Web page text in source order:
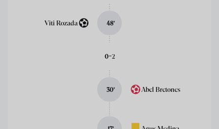
Viti Rozada 48’
0-2
Abel Bretones
30’